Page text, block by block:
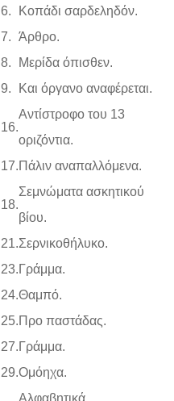
6.
Κοπάδι σαρδεληδόν.
7. Άρθρο.
8.
Μερίδα όπισθεν.
9.
Και όργανο αναφέρεται.
16.
Αντίστροφο του 13
οριζόντια.
17.Πάλιν αναπαλλόμενα.
18.
Σεμνώματα ασκητικού
βίου.
21.Σερνικοθήλυκο.
23.Γράμμα.
24.Θαμπό.
25.Προ παστάδας.
27.Γράμμα.
29.Ομόηχα.
Αλφαβητικά